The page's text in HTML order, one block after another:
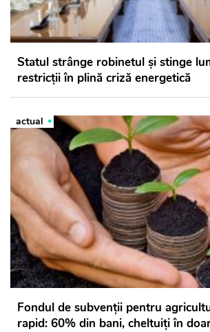
Statul strânge robinetul și stinge
restricții în plină criză energetică
actual
Fondul de subvenții pentru
rapid: 60% din bani, cheltuiți în